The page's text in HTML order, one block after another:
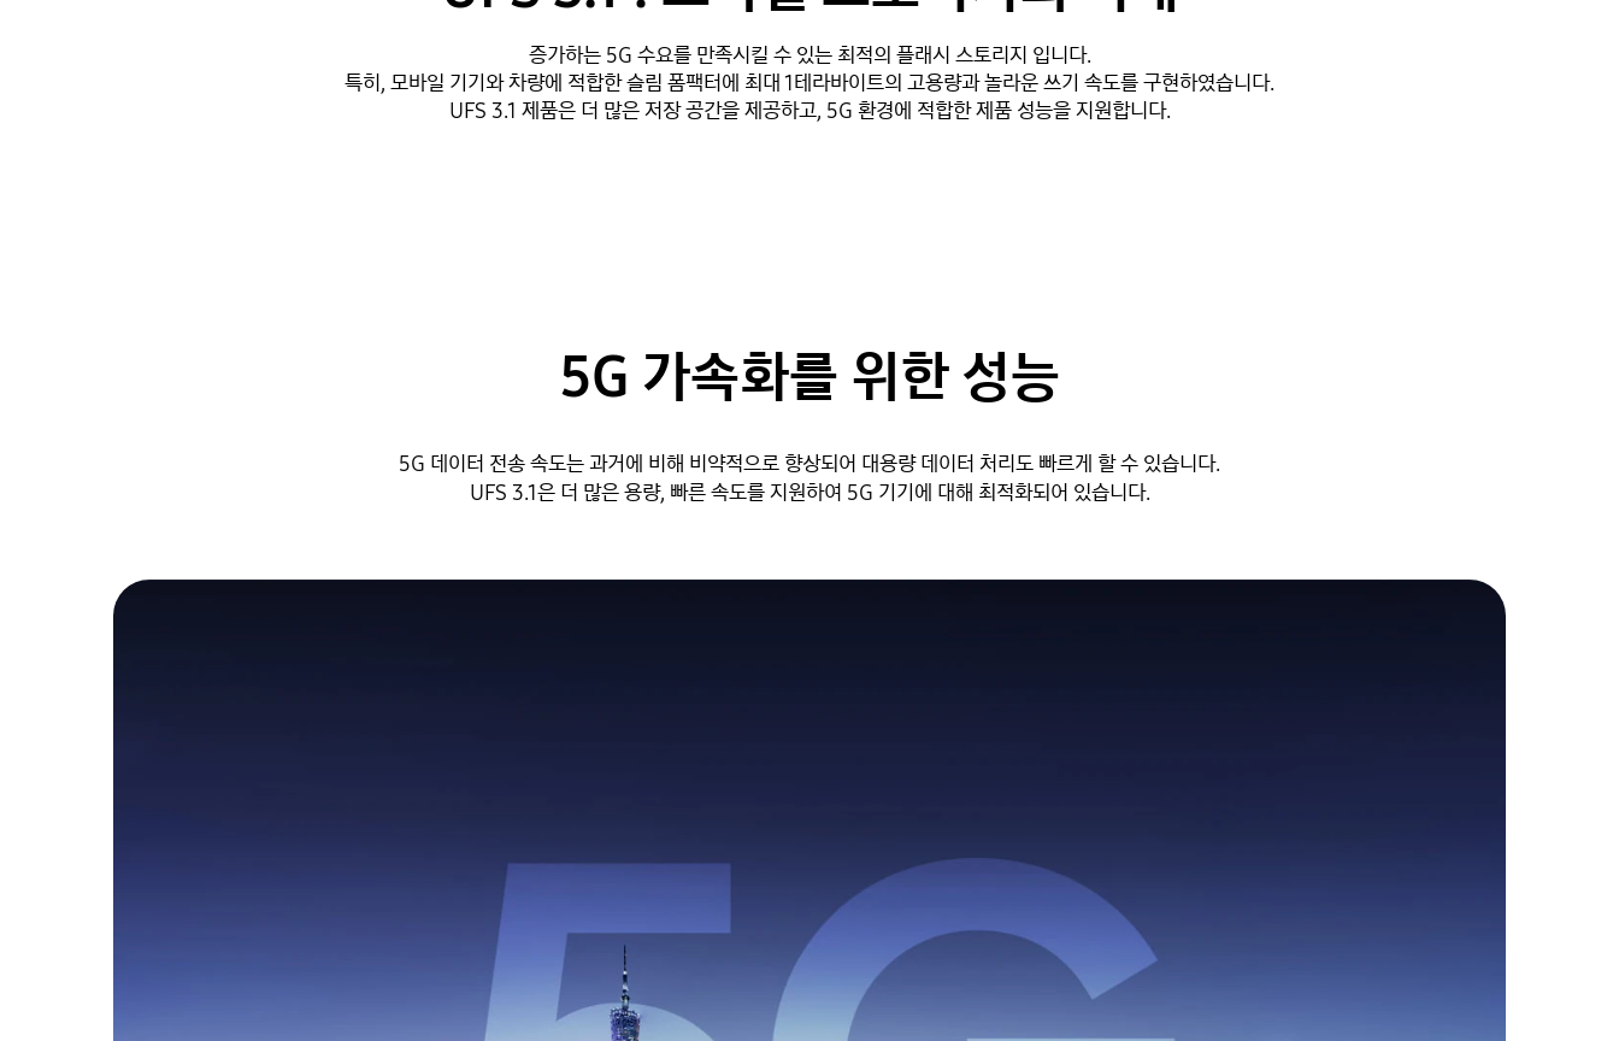
증가하는 5G 수요를 만족시킬 수 있는 최적의 플래시 스토리지 입니다.
특히, 모바일 기기와 차량에 적합한 슬림 폼팩터에 최대 1테라바이트의 고용량과 놀라운 쓰기 속도를 구현하였습니다.
UFS 3.1 제품은 더 많은 저장 공간을 제공하고, 5G 환경에 적합한 제품 성능을 지원합니다.
5G 가속화를 위한 성능
5G 데이터 전송 속도는 과거에 비해 비약적으로 향상되어 대용량 데이터 처리도 빠르게 할 수 있습니다.
UFS 3.1은 더 많은 용량, 빠른 속도를 지원하여 5G 기기에 대해 최적화되어 있습니다.